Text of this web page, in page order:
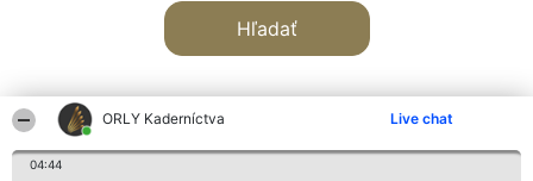
ORLY Kaderníctva Live chat
04:44
Hľadať